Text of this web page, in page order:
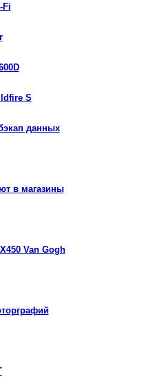
Fi
S
данных
в магазины
Van Gogh